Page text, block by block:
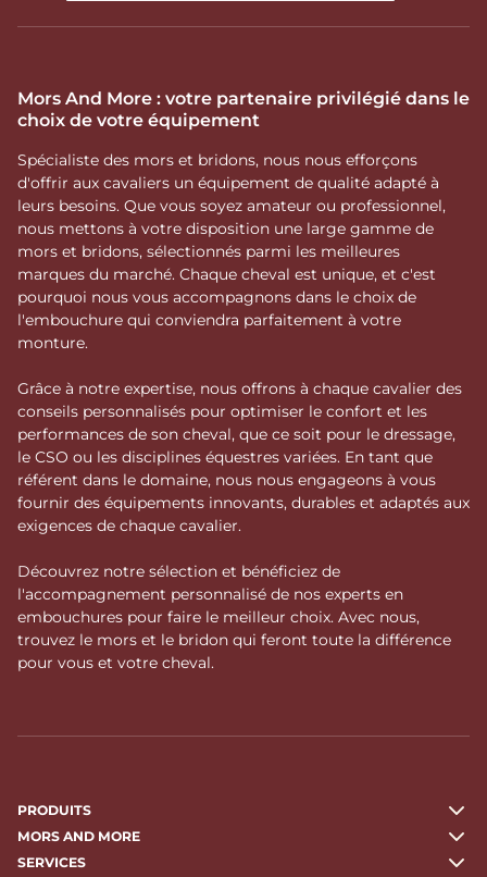
Mors And More : votre partenaire privilégié dans le
choix de votre équipement
Spécialiste des mors et bridons, nous nous efforçons
d'offrir aux cavaliers un équipement de qualité adapté à
leurs besoins. Que vous soyez amateur ou professionnel,
nous mettons à votre disposition une large gamme de
mors et bridons, sélectionnés parmi les meilleures
marques du marché. Chaque cheval est unique, et c'est
pourquoi nous vous accompagnons dans le choix de
l'embouchure qui conviendra parfaitement à votre
monture.
Grâce à notre expertise, nous offrons à chaque cavalier des
conseils personnalisés pour optimiser le confort et les
performances de son cheval, que ce soit pour le dressage,
le CSO ou les disciplines équestres variées. En tant que
référent dans le domaine, nous nous engageons à vous
fournir des équipements innovants, durables et adaptés aux
exigences de chaque cavalier.
Découvrez notre sélection et bénéficiez de
l'accompagnement personnalisé de nos experts en
embouchures pour faire le meilleur choix. Avec nous,
trouvez le mors et le bridon qui feront toute la différence
pour vous et votre cheval.
PRODUITS
MORS AND MORE
SERVICES